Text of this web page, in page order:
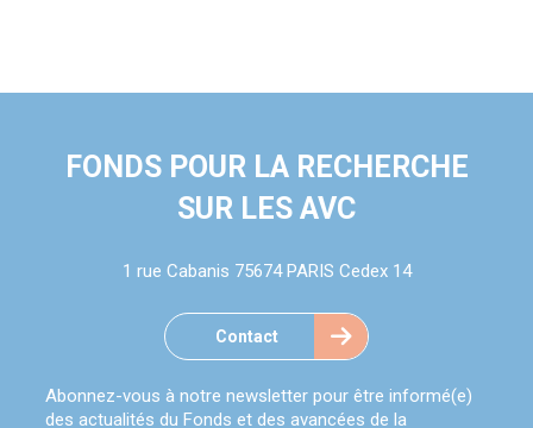
FONDS POUR LA RECHERCHE
SUR LES AVC
1 rue Cabanis 75674 PARIS Cedex 14
Contact
Abonnez-vous à notre newsletter pour être informé(e)
des actualités du Fonds et des avancées de la